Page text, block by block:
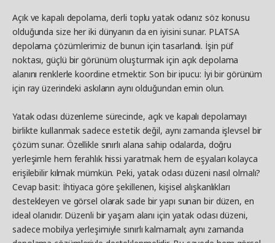
Açık ve kapalı depolama, derli toplu yatak odanız söz konusu
olduğunda size her iki dünyanın da en iyisini sunar. PLATSA
depolama çözümlerimiz de bunun için tasarlandı. İşin püf
noktası, güçlü bir görünüm oluşturmak için açık depolama
alanını renklerle koordine etmektir. Son bir ipucu: İyi bir görünüm
için ray üzerindeki askıların aynı olduğundan emin olun.
Yatak odası düzenleme sürecinde, açık ve kapalı depolamayı
birlikte kullanmak sadece estetik değil, aynı zamanda işlevsel bir
çözüm sunar. Özellikle sınırlı alana sahip odalarda, doğru
yerleşimle hem ferahlık hissi yaratmak hem de eşyaları kolayca
erişilebilir kılmak mümkün. Peki, yatak odası düzeni nasıl olmalı?
Cevap basit: İhtiyaca göre şekillenen, kişisel alışkanlıkları
destekleyen ve görsel olarak sade bir yapı sunan bir düzen, en
ideal olanıdır. Düzenli bir yaşam alanı için yatak odası düzeni,
sadece mobilya yerleşimiyle sınırlı kalmamalı; aynı zamanda